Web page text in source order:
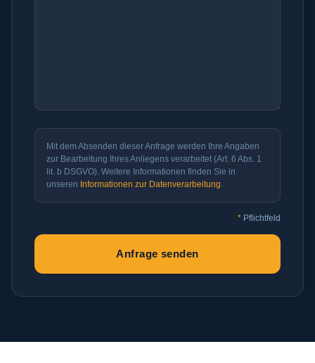
Mit dem Absenden dieser Anfrage werden Ihre Angaben
zur Bearbeitung Ihres Anliegens verarbeitet (Art. 6 Abs. 1
lit. b DSGVO). Weitere Informationen finden Sie in
unseren Informationen zur Datenverarbeitung.
* Pflichtfeld
Anfrage senden